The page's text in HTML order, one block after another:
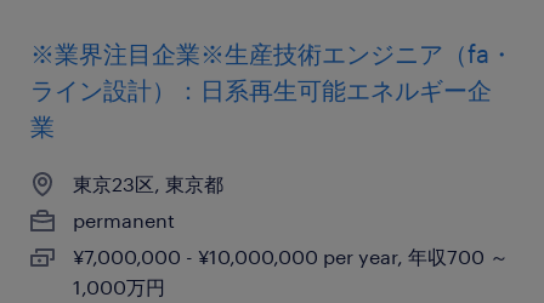
※業界注目企業※生産技術エンジニア（fa・
ライン設計）：日系再生可能エネルギー企
業
東京23区, 東京都
permanent
¥7,000,000 - ¥10,000,000 per year, 年収700 ～
1,000万円